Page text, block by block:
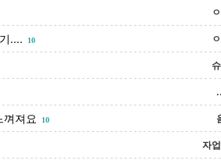
.... 10
져요 10
자